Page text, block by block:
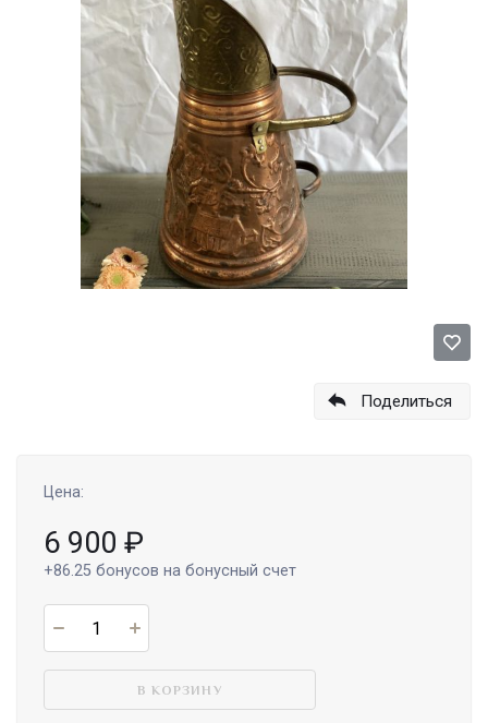
Поделиться
Цена:
6 900 ₽
+86.25 бонусов на бонусный счет
В КОРЗИНУ